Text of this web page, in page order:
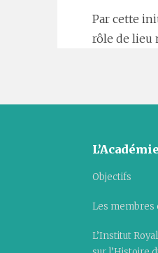
Par cette
rôle de lieu
L’Académie
Objectifs
Les membres
L’Institut